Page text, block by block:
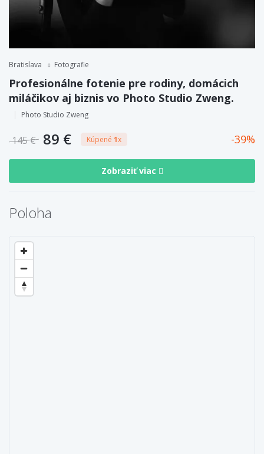
Bratislava Fotografie
Profesionálne fotenie pre rodiny, domácich
miláčikov aj biznis vo Photo Studio Zweng.
Photo Studio Zweng
145 € 89 € Kúpené 1x 39
Zobraziť viac
Poloha